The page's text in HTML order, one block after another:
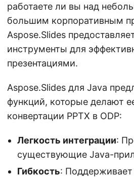
работаете ли вы над
большим корпоративным
Aspose.Slides
инструменты для
презентациями.
Aspose.Slides для Java
функций, которые делают
конвертации PPTX в ODP:
Легкость интеграции:
существующие Java-
Гибкость: